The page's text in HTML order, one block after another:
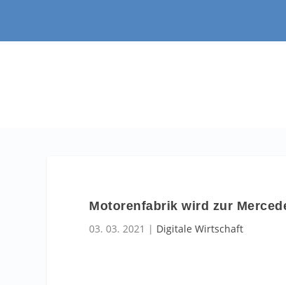
Motorenfabrik wird zur
03. 03. 2021 | Digitale Wirtschaft